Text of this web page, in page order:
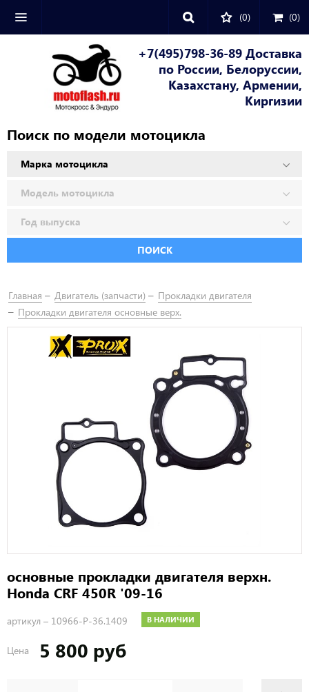
(0) (0)
+7(495)798-36-89 Доставка
по России, Белоруссии,
Казахстану, Армении,
Киргизии
Поиск по модели мотоцикла
ПОИСК
Главная Двигатель (запчасти)
Прокладки двигателя
Прокладки двигателя основные верх.
основные прокладки двигателя верхн.
Honda CRF 450R '09-16
артикул – 10966-P-36.1409 В НАЛИЧИИ
Цена 5 800 руб